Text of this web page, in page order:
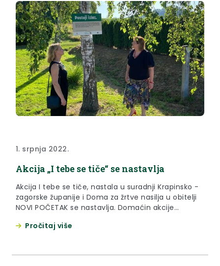
1. srpnja 2022.
Akcija „I tebe se tiče“ se nastavlja
Akcija I tebe se tiče, nastala u suradnji Krapinsko -
zagorske županije i Doma za žrtve nasilja u obitelji
NOVI POČETAK se nastavlja. Domaćin akcije
Pročitaj više